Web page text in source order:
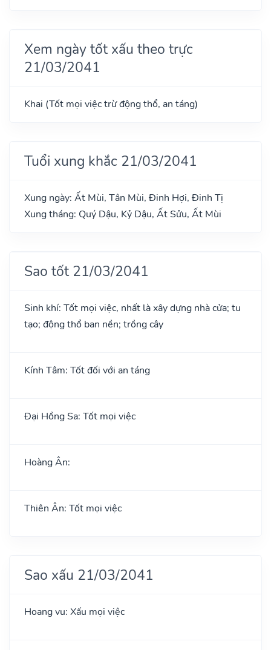
Xem ngày tốt xấu theo trực
21/03/2041
Khai (Tốt mọi việc trừ động thổ, an táng)
Tuổi xung khắc 21/03/2041
Xung ngày: Ất Mùi, Tân Mùi, Đinh Hợi, Đinh Tị
Xung tháng: Quý Dậu, Kỷ Dậu, Ất Sửu, Ất Mùi
Sao tốt 21/03/2041
Sinh khí: Tốt mọi việc, nhất là xây dựng nhà cửa; tu
tạo; động thổ ban nền; trồng cây
Kính Tâm: Tốt đối với an táng
Đại Hồng Sa: Tốt mọi việc
Hoàng Ân:
Thiên Ân: Tốt mọi việc
Sao xấu 21/03/2041
Hoang vu: Xấu mọi việc